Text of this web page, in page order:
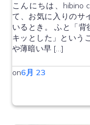
こんにちは、hibino
て、お気に入りのサ
いるとき。 ふと「背
キッとした」という
や薄暗い早 […]
on6月 23